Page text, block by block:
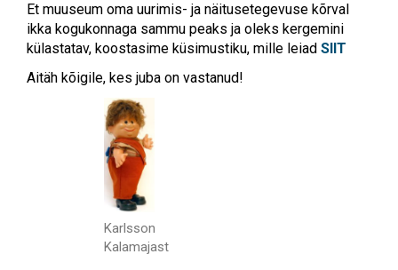
Et muuseum oma uurimis- ja näitusetegevuse kõrval
ikka kogukonnaga sammu peaks ja oleks kergemini
külastatav, koostasime küsimustiku, mille leiad SIIT
Aitäh kõigile, kes juba on vastanud!
Karlsson
Kalamajast